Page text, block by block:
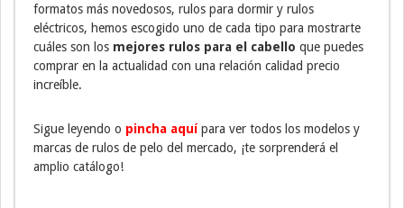
formatos más novedosos, rulos para dormir y rulos
eléctricos, hemos escogido uno de cada tipo para mostrarte
cuáles son los mejores rulos para el cabello que puedes
comprar en la actualidad con una relación calidad precio
increíble.
Sigue leyendo o pincha aquípara ver todos los modelos y
marcas de rulos de pelo del mercado, ¡te sorprenderá el
amplio catálogo!